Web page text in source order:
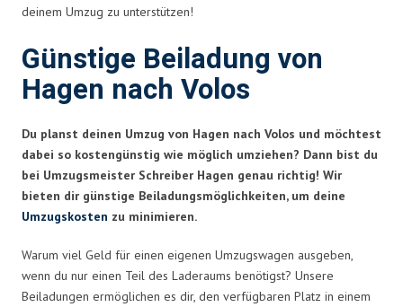
deinem Umzug zu unterstützen!
Günstige Beiladung von
Hagen nach Volos
Du planst deinen Umzug von Hagen nach Volos und möchtest
dabei so kostengünstig wie möglich umziehen? Dann bist du
bei Umzugsmeister Schreiber Hagen genau richtig! Wir
bieten dir günstige Beiladungsmöglichkeiten, um deine
Umzugskosten zu minimieren.
Warum viel Geld für einen eigenen Umzugswagen ausgeben,
wenn du nur einen Teil des Laderaums benötigst? Unsere
Beiladungen ermöglichen es dir, den verfügbaren Platz in einem